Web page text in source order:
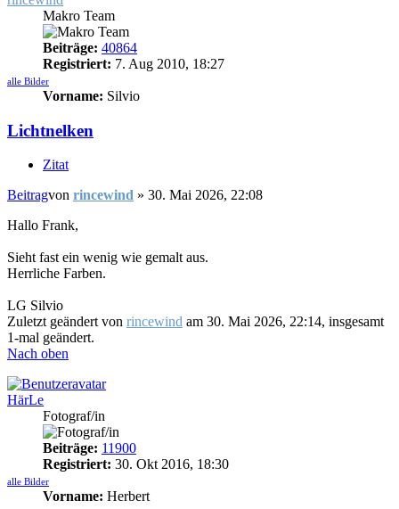
Makro Team
Beiträge: 40864
Registriert: 7. Aug 2010, 18:27
alle Bilder
Vorname: Silvio
Lichtnelken
Zitat
Beitragvon rincewind » 30. Mai 2026, 22:08
Hallo Frank,
Sieht fast ein wenig wie gemalt aus.
Herrliche Farben.
LG Silvio
Zuletzt geändert von rincewind am 30. Mai 2026, 22:14, insgesamt
1-mal geändert.
Nach oben
HärLe
Fotograf/in
Beiträge: 11900
Registriert: 30. Okt 2016, 18:30
alle Bilder
Vorname: Herbert